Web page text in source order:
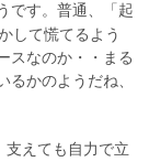
です。普通、「起
して慌てるよう
スなのか・・まる
かのようだね、
支えても自力で立